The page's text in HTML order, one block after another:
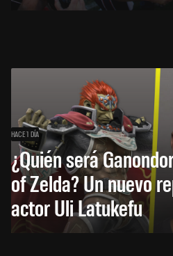
HACE 1 DÍA
¿Quién será
of Zelda? Un nuevo
actor Uli Latukefu